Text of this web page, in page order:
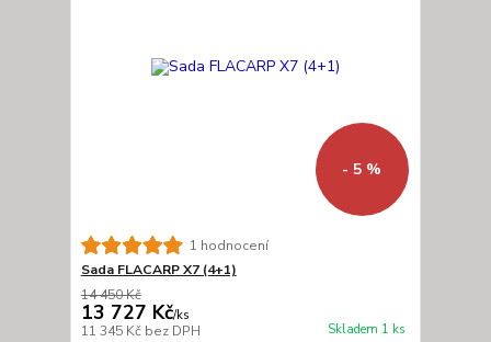
- 5 %
1 hodnocení
Sada FLACARP X7 (4+1)
14 450 Kč
13 727 Kč/ks
11 345 Kč bez DPH Skladem 1 ks